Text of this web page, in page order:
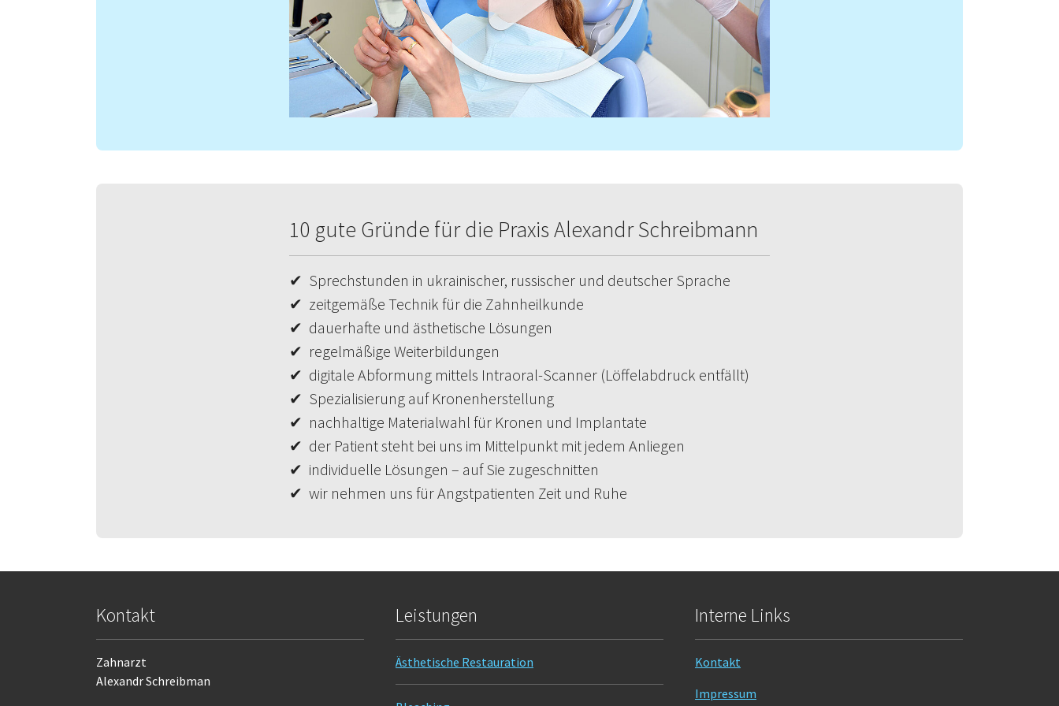
10 gute Gründe für die Praxis Alexandr Schreibmann
✔ Sprechstunden in ukrainischer, russischer und deutscher Sprache
✔ zeitgemäße Technik für die Zahnheilkunde
✔ dauerhafte und ästhetische Lösungen
✔ regelmäßige Weiterbildungen
✔ digitale Abformung mittels Intraoral-Scanner (Löffelabdruck entfällt)
✔ Spezialisierung auf Kronenherstellung
✔ nachhaltige Materialwahl für Kronen und Implantate
✔ der Patient steht bei uns im Mittelpunkt mit jedem Anliegen
✔ individuelle Lösungen – auf Sie zugeschnitten
✔ wir nehmen uns für Angstpatienten Zeit und Ruhe
Kontakt
Zahnarzt
Alexandr Schreibman
Leistungen
Ästhetische Restauration
Interne Links
Kontakt
Impressum